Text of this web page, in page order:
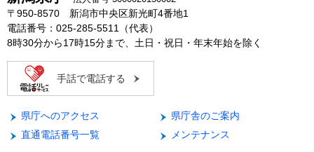
〒950-8570 新潟市中央区新光町4番地1
電話番号：025-285-5511（代表）
8時30分から17時15分まで、土日・祝日・年末年始を除く
手話で電話する
県庁へのアクセス
県庁舎のご案内
直通電話番号一覧
メンテナンス